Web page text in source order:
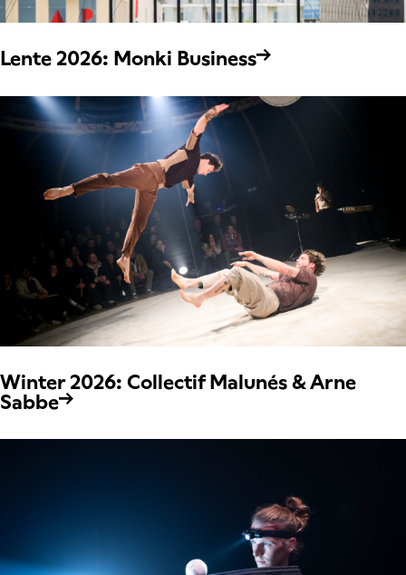
Lente 2026: Monki Business
Winter 2026: Collectif Malunés & Arne
Sabbe